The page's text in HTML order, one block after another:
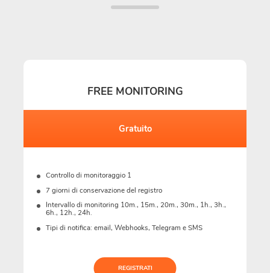
FREE MONITORING
Gratuito
Controllo di monitoraggio 1
7 giorni di conservazione del registro
Intervallo di monitoring 10m., 15m., 20m., 30m., 1h., 3h.,
6h., 12h., 24h.
Tipi di notifica: email, Webhooks, Telegram e SMS
REGISTRATI